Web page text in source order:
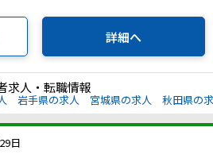
詳細へ
求人・転職情報
岩手県の求人 宮城県の求人 秋田県の
日